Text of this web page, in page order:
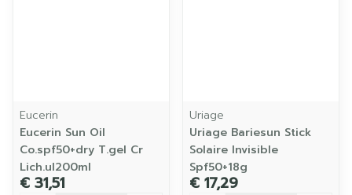
Eucerin
Eucerin Sun Oil
Co.spf50+dry T.gel Cr
Lich.ul200ml
€ 31,51
Uriage
Uriage Bariesun Stick
Solaire Invisible
Spf50+18g
€ 17,29